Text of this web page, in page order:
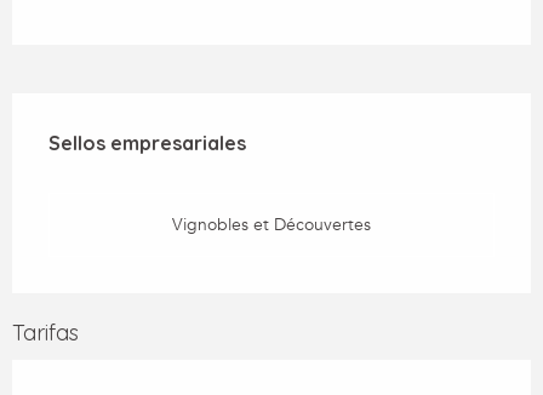
Sellos empresariales
Sellos empresariales
Vignobles et Découvertes
Tarifas